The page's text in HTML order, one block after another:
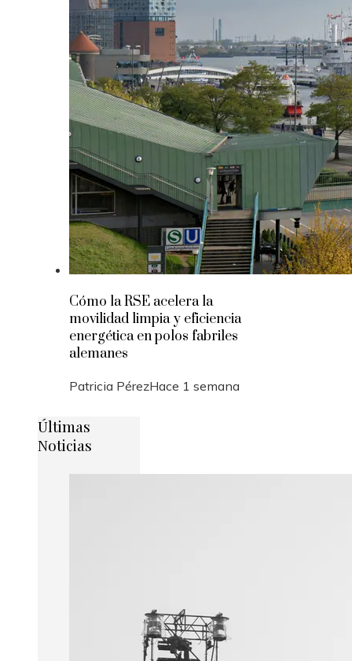
Cómo la RSE acelera la
movilidad limpia y eficiencia
energética en polos fabriles
alemanes
Patricia PérezHace 1 semana
Últimas
Noticias